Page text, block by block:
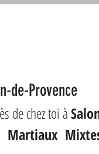
de-Provence
de chez toi à
Martiaux